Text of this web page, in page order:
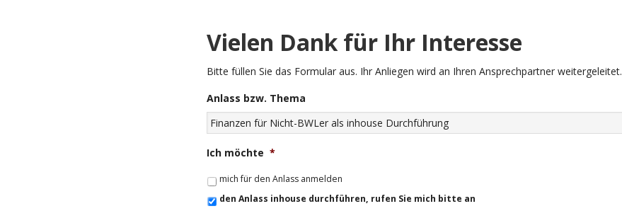
Vielen Dank für Ihr Interesse
Bitte füllen Sie das Formular aus. Ihr Anliegen wird an Ihren Ansprechpartner weitergeleitet.
Anlass bzw. Thema
Ich möchte *
mich für den Anlass anmelden
den Anlass inhouse durchführen, rufen Sie mich bitte an